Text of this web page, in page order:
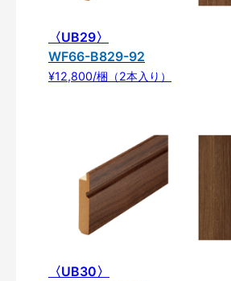
〈UB29〉
WF66-B829-92
¥12,800/梱（2本入り）
〈UB30〉